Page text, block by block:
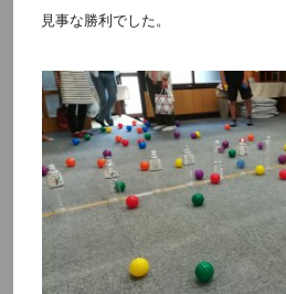
見事な勝利でした。